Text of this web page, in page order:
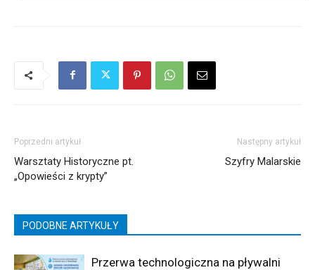
Poprzedni artykuł
Warsztaty Historyczne pt.
„Opowieści z krypty”
Następny artykuł
Szyfry Malarskie
PODOBNE ARTYKUŁY
Przerwa technologiczna na pływalni